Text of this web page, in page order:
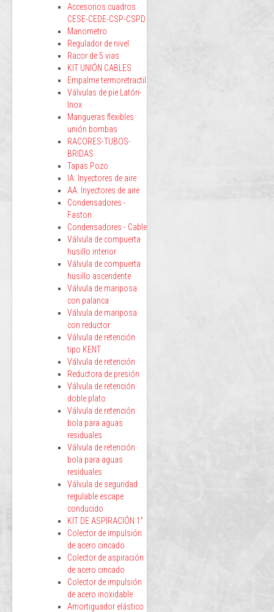
Accesorios cuadros
CESE-CEDE-CSP-CSPD
Manometro
Regulador de nivel
Racor de 5 vias
KIT UNIÓN CABLES
Empalme termoretractil
Válvulas de pie Latón-
Inox
Mangueras flexibles
unión bombas
RACORES-TUBOS-
BRIDAS
Tapas Pozo
IA: Inyectores de aire
AA: Inyectores de aire
Condensadores -
Faston
Condensadores - Cable
Válvula de compuerta
husillo interior
Válvula de compuerta
husillo ascendente
Válvula de mariposa
con palanca
Válvula de mariposa
con reductor
Válvula de retención
tipo KENT
Válvula de retención
Reductora de presión
Válvula de retención
doble plato
Válvula de retención
bola para aguas
residuales
Válvula de retención
bola para aguas
residuales
Válvula de seguridad
regulable escape
conducido
KIT DE ASPIRACIÓN 1”
Colector de impulsión
de acero cincado
Colector de aspiración
de acero cincado
Colector de impulsión
de acero inoxidable
Amortiguador elástico